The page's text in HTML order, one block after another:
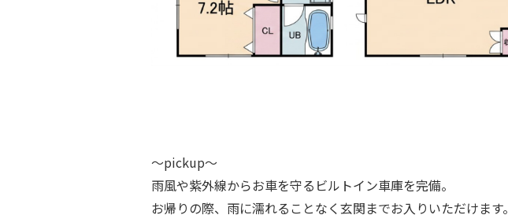
～pickup～
雨風や紫外線からお車を守るビルトイン車庫を完備。
お帰りの際、雨に濡れることなく玄関までお入りいただけます。